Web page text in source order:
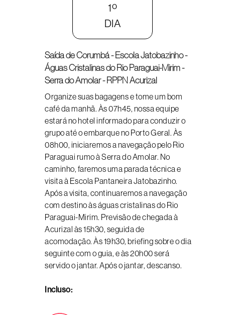
1º
DIA
Saída de Corumbá - Escola Jatobazinho -
Águas Cristalinas do Rio Paraguai-Mirim -
Serra do Amolar - RPPN Acurizal
Organize suas bagagens e tome um bom
café da manhã. Às 07h45, nossa equipe
estará no hotel informado para conduzir o
grupo até o embarque no Porto Geral. Às
08h00, iniciaremos a navegação pelo Rio
Paraguai rumo à Serra do Amolar. No
caminho, faremos uma parada técnica e
visita à Escola Pantaneira Jatobazinho.
Após a visita, continuaremos a navegação
com destino às águas cristalinas do Rio
Paraguai-Mirim. Previsão de chegada à
Acurizal às 15h30, seguida de
acomodação. Às 19h30, briefing sobre o dia
seguinte com o guia, e às 20h00 será
servido o jantar. Após o jantar, descanso.
Incluso: